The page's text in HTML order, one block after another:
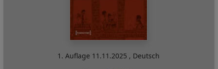
1. Auflage 11.11.2025 , Deutsch